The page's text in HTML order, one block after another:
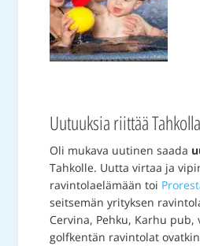
Uutuuksia riittää Tahkolla
Oli mukava uutinen saada
Tahkolle. Uutta virtaa ja
ravintolaelämään toi
seitsemän yrityksen
Cervina, Pehku, Karhu
golfkentän ravintolat